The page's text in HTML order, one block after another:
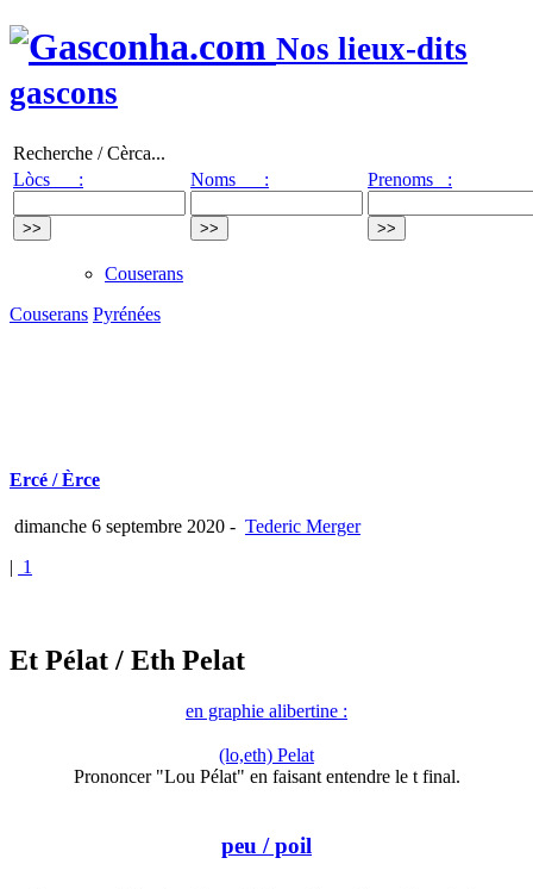
Nos lieux-dits
gascons
Recherche / Cèrca...
Lòcs :
Noms : Prenoms :
Couserans
Couserans Pyrénées
Ercé / Èrce
dimanche 6 septembre 2020 - Tederic Merger
| 1
Et Pélat / Eth Pelat
en graphie alibertine :
(lo,eth) Pelat
Prononcer "Lou Pélat" en faisant entendre le t final.
peu / poil